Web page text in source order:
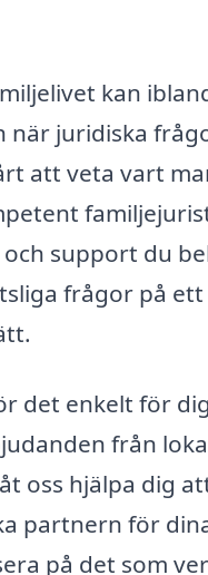
kan
när juridiska
att veta vart
support du
frågor på ett
det enkelt för
från
oss hjälpa dig
partnern för
på det som